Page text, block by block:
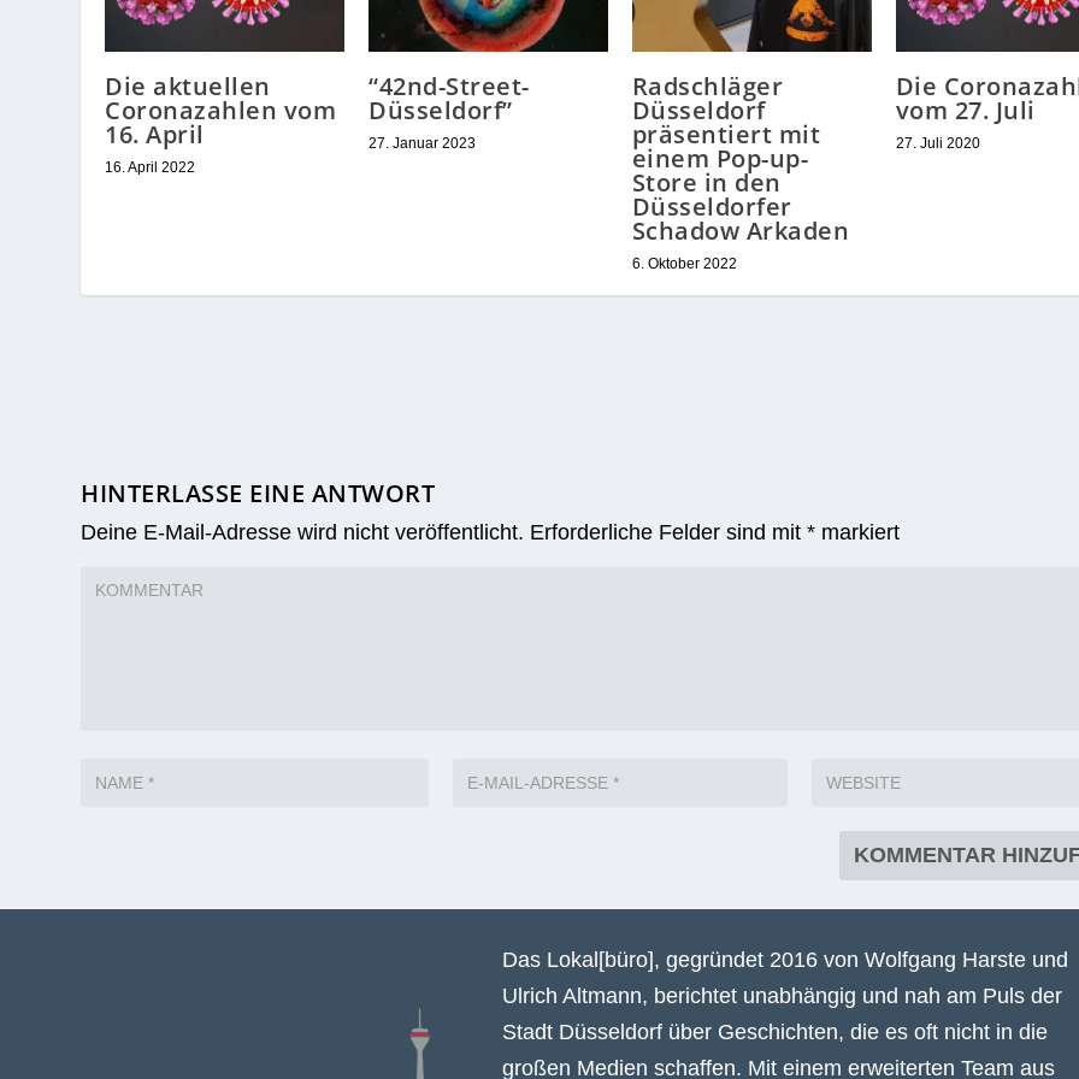
Die aktuellen
Coronazahlen vom
16. April
16. April 2022
“42nd-Street-
Düsseldorf”
27. Januar 2023
Radschläger
Düsseldorf
präsentiert mit
einem Pop-up-
Store in den
Düsseldorfer
Schadow Arkaden
6. Oktober 2022
Die
vom 27. Juli
27. Juli 2020
HINTERLASSE EINE ANTWORT
Deine E-Mail-Adresse wird nicht veröffentlicht. Erforderliche Felder sind mit* markiert
Das Lokal[büro], gegründet 2016 von Wolfgang Harste und
Ulrich Altmann, berichtet unabhängig und nah am Puls der
Stadt Düsseldorf über Geschichten, die es oft nicht in die
großen Medien schaffen. Mit einem erweiterten Team aus